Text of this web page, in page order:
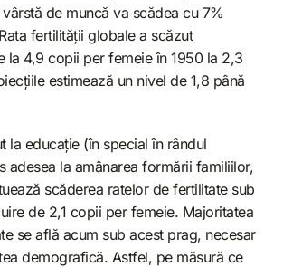
de muncă va scădea cu 7%
fertilității globale a scăzut
la 4,9 copii per femeie în 1950 la 2,3
estimează un nivel de 1,8 până
la educație (în special în rândul
adesea la amânarea formării familiilor,
scăderea ratelor de fertilitate sub
de 2,1 copii per femeie. Majoritatea
se află acum sub acest prag, necesar
demografică. Astfel, pe măsură ce